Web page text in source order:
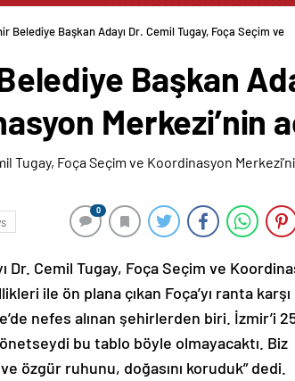
Belediye Başkan Adayı Dr. Cemil Tugay, Foça Seçim ve
Başkan
Merkezi’nin
ile ön plana çıkan Foça’yı ranta karşı
nefes alınan şehirlerden biri. İzmir’i 25
bu tablo böyle olmayacaktı. Biz
özgür ruhunu, doğasını koruduk” dedi.